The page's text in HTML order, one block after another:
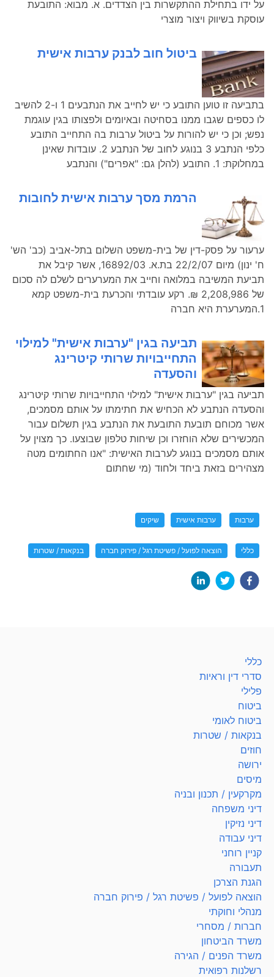
על ידו בתחילת ההתקשרות בין הצדדים. א. מבוא: התובעת
עוסקת בשיווק ויצור מוצרי
ביטול חוב לבנק ערבות אישית
בתביעה זו טוען התובע כי יש לחייב את הנתבעים 1 ו-2 להשיב
לו כספים שגבו ממנו בסחיטה ובאיומים ולפצותו בגין עוגמת
נפש; וכן כי יש להורות על ביטול ערבות בה התחייב התובע
כלפי הנתבע 3 בנוגע לחוב של הנתבע 2. עובדות שאינן
במחלוקת: 1. התובע (להלן גם: "אפרים") והנתבע
הרמת מסך ערבות אישית לחובות
ערעור על פסק-דין של בית-משפט השלום בתל-אביב (כב' הש'
ח' ינון) מיום 22/2/07 בת.א. 16892/03, אשר קיבל את
תביעת המשיבה במלואה וחייב את המערערים לשלם לה סכום
של 2,208,986 ₪. רקע עובדתי והכרעת בית-משפט קמא
1.המערערת היא חברה
תביעה בגין "ערבות אישית" למילוי
התחייבויות שרותי קיטרינג
והסעדה
תביעה בגין "ערבות אישית" למילוי התחייבויות שרותי קיטרינג
והסעדה הנתבע לא הכחיש את חתימתו על אותם מסמכים,
אשר מכוחם תובעת התובעת את הנתבע בגין תשלום עבור
המכשירים שלא הוחזרו וכן שיחות טלפון שבוצעו. כך מצוין על
אותם מסמכים בנוגע לערבות האישית: "אנו החתומים מטה
מצהירים בזאת ביחד ולחוד (מי שחתום
ערבות ערבות אישית שיקים
כללי הוצאה לפועל / פשיטת רגל / פירוק חברה בנקאות / שטרות
כללי
סדרי דין וראיות
פלילי
ביטוח
ביטוח לאומי
בנקאות / שטרות
חוזים
ירושה
מיסים
מקרקעין / תכנון ובניה
דיני משפחה
דיני נזיקין
דיני עבודה
קניין רוחני
תעבורה
הגנת הצרכן
הוצאה לפועל / פשיטת רגל / פירוק חברה
מנהלי וחוקתי
חברות / מסחרי
משרד הביטחון
משרד הפנים / הגירה
רשלנות רפואית